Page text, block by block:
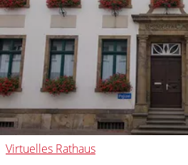
Virtuelles Rathaus